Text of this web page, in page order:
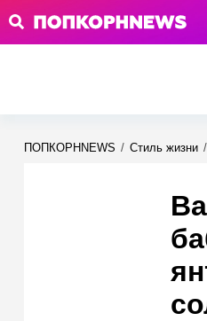
ПОПКОРНNEWS / Стиль жизни /